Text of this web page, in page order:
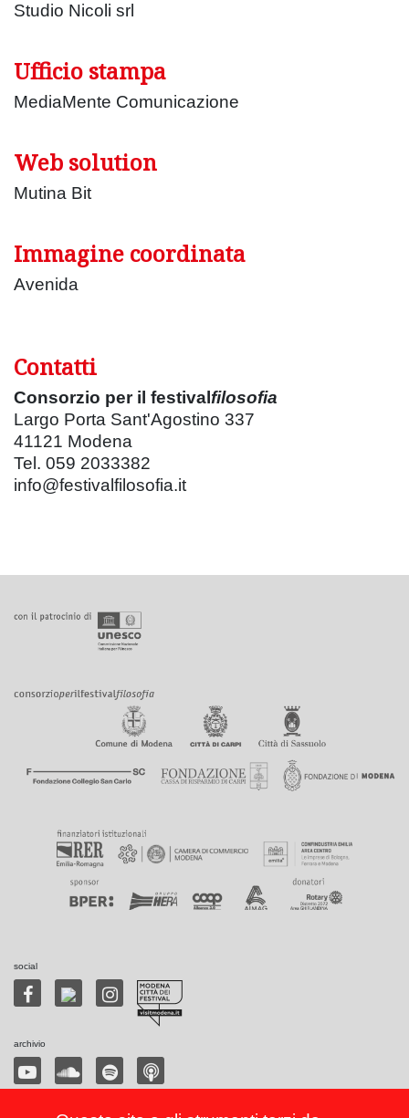
Studio Nicoli srl
Ufficio stampa
MediaMente Comunicazione
Web solution
Mutina Bit
Immagine coordinata
Avenida
Contatti
Consorzio per il festival filosofia
Largo Porta Sant'Agostino 337
41121 Modena
Tel. 059 2033382
info@festivalfilosofia.it
social
archivio